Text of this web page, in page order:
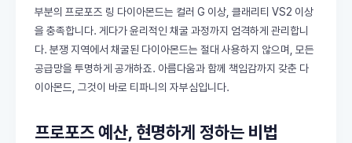
부분의 프로포즈 링 다이아몬드는 컬러 G 이상, 클래리티 VS2 이상
을 충족합니다. 게다가 윤리적인 채굴 과정까지 엄격하게 관리합니
다. 분쟁 지역에서 채굴된 다이아몬드는 절대 사용하지 않으며, 모든
공급망을 투명하게 공개하죠. 아름다움과 함께 책임감까지 갖춘 다
이아몬드, 그것이 바로 티파니의 자부심입니다.
프로포즈 예산, 현명하게 정하는 비법